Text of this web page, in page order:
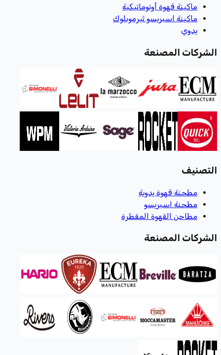
ماكينة قهوة أوتوماتيكية
ماكينة اسبريسو ثيرموبلوك
يدوي
الشركات المصنعة
التصنيف
مطحنة قهوة يدوية
مطحنة اسبريسو
مطاحن القهوة المقطرة
الشركات المصنعة